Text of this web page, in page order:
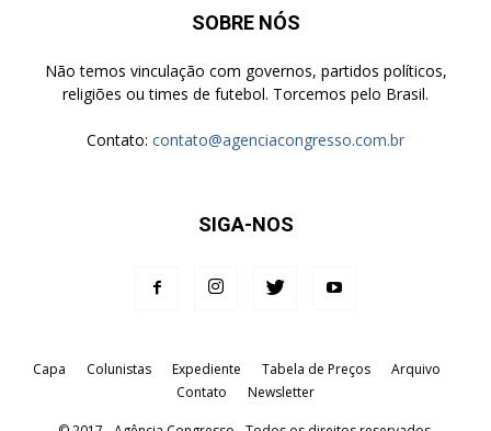
SOBRE NÓS
Não temos vinculação com governos, partidos políticos,
religiões ou times de futebol. Torcemos pelo Brasil.
Contato: contato@agenciacongresso.com.br
SIGA-NOS
Capa Colunistas Expediente Tabela de Preços
Arquivo
Contato
Newsletter